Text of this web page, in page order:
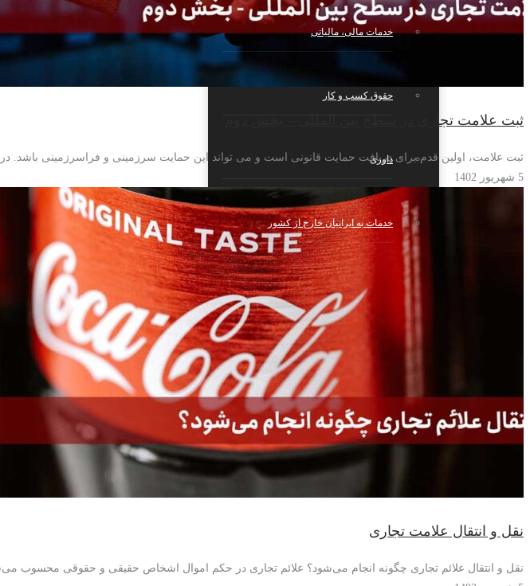
خدمات مالی، مالیاتی
حقوق کسب و کار
داوری
خدمات به ایرانیان خارج از کشور
ثبت علامت تجاری در سطح بین المللی – بخش دوم
ثبت علامت، اولین قدم برای دریافت حمایت قانونی است و می تواند این حمایت سرزمینی و فراسرزمینی باشد.
5 شهریور 1402
نقل و انتقال علامت تجاری
نقل و انتقال علائم تجاری چگونه انجام می‌شود؟ علائم تجاری در حکم اموال اشخاص حقیقی و حقوقی محسوب